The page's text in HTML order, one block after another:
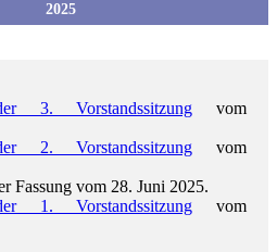
2025
3. Vorstandssitzung vom
2. Vorstandssitzung vom
Fassung vom 28. Juni 2025.
1. Vorstandssitzung vom